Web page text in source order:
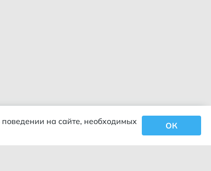
на сайте, необходимых
ОК